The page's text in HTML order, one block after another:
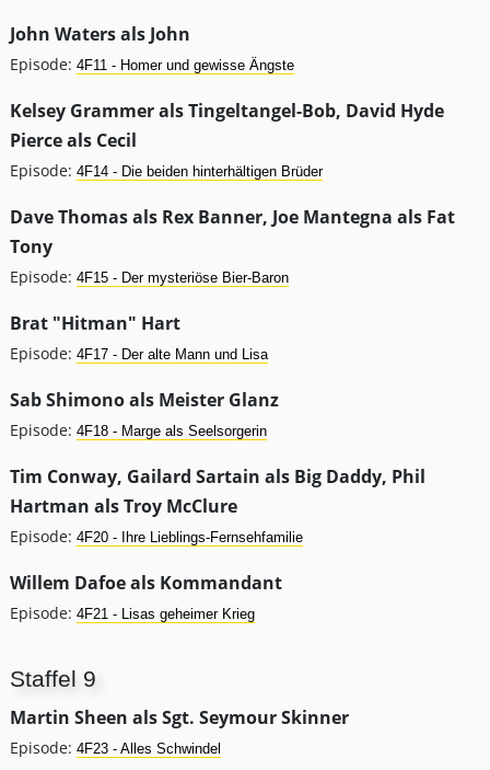
John Waters als John
Episode: 4F11 - Homer und gewisse Ängste
Kelsey Grammer als Tingeltangel-Bob, David Hyde
Pierce als Cecil
Episode: 4F14 - Die beiden hinterhältigen Brüder
Dave Thomas als Rex Banner, Joe Mantegna als Fat
Tony
Episode: 4F15 - Der mysteriöse Bier-Baron
Brat "Hitman" Hart
Episode: 4F17 - Der alte Mann und Lisa
Sab Shimono als Meister Glanz
Episode: 4F18 - Marge als Seelsorgerin
Tim Conway, Gailard Sartain als Big Daddy, Phil
Hartman als Troy McClure
Episode: 4F20 - Ihre Lieblings-Fernsehfamilie
Willem Dafoe als Kommandant
Episode: 4F21 - Lisas geheimer Krieg
Staffel 9
Martin Sheen als Sgt. Seymour Skinner
Episode: 4F23 - Alles Schwindel